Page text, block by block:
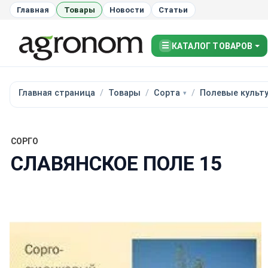
Главная Товары Новости Статьи
☰ КАТАЛОГ ТОВАРОВ
Главная страница Товары Сорта Полевые
СОРГО
СЛАВЯНСКОЕ ПОЛЕ 15